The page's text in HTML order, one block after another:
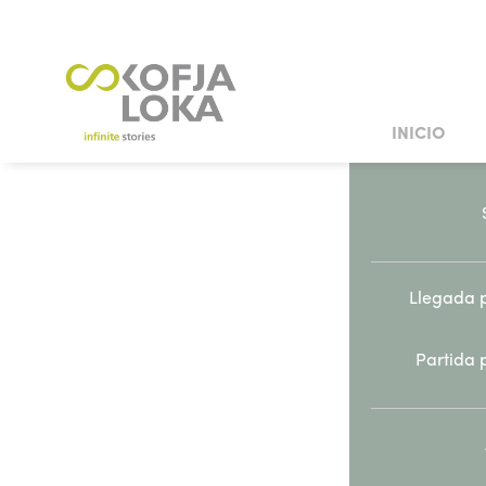
INICIO
SITIOS DE INTERÉS CULTURAL
CASAS HISTÓRICAS Y
Llegada
Partida